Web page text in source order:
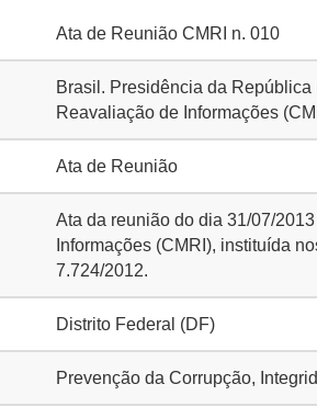
Ata de Reunião CMRI n. 010
Brasil. Presidência da
Reavaliação de Informações
Ata de Reunião
Ata da reunião do dia 31/07/
Informações (CMRI), instituída
7.724/2012.
Distrito Federal (DF)
Prevenção da Corrupção,